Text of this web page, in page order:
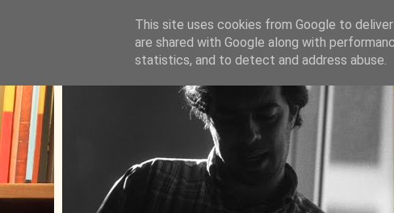
This site uses cookies from Google to
are shared with Google along with
statistics, and to detect and address abuse.